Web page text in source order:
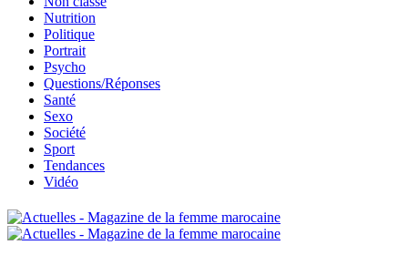
Nutrition
Politique
Portrait
Psycho
Questions/Réponses
Santé
Sexo
Société
Sport
Tendances
Vidéo